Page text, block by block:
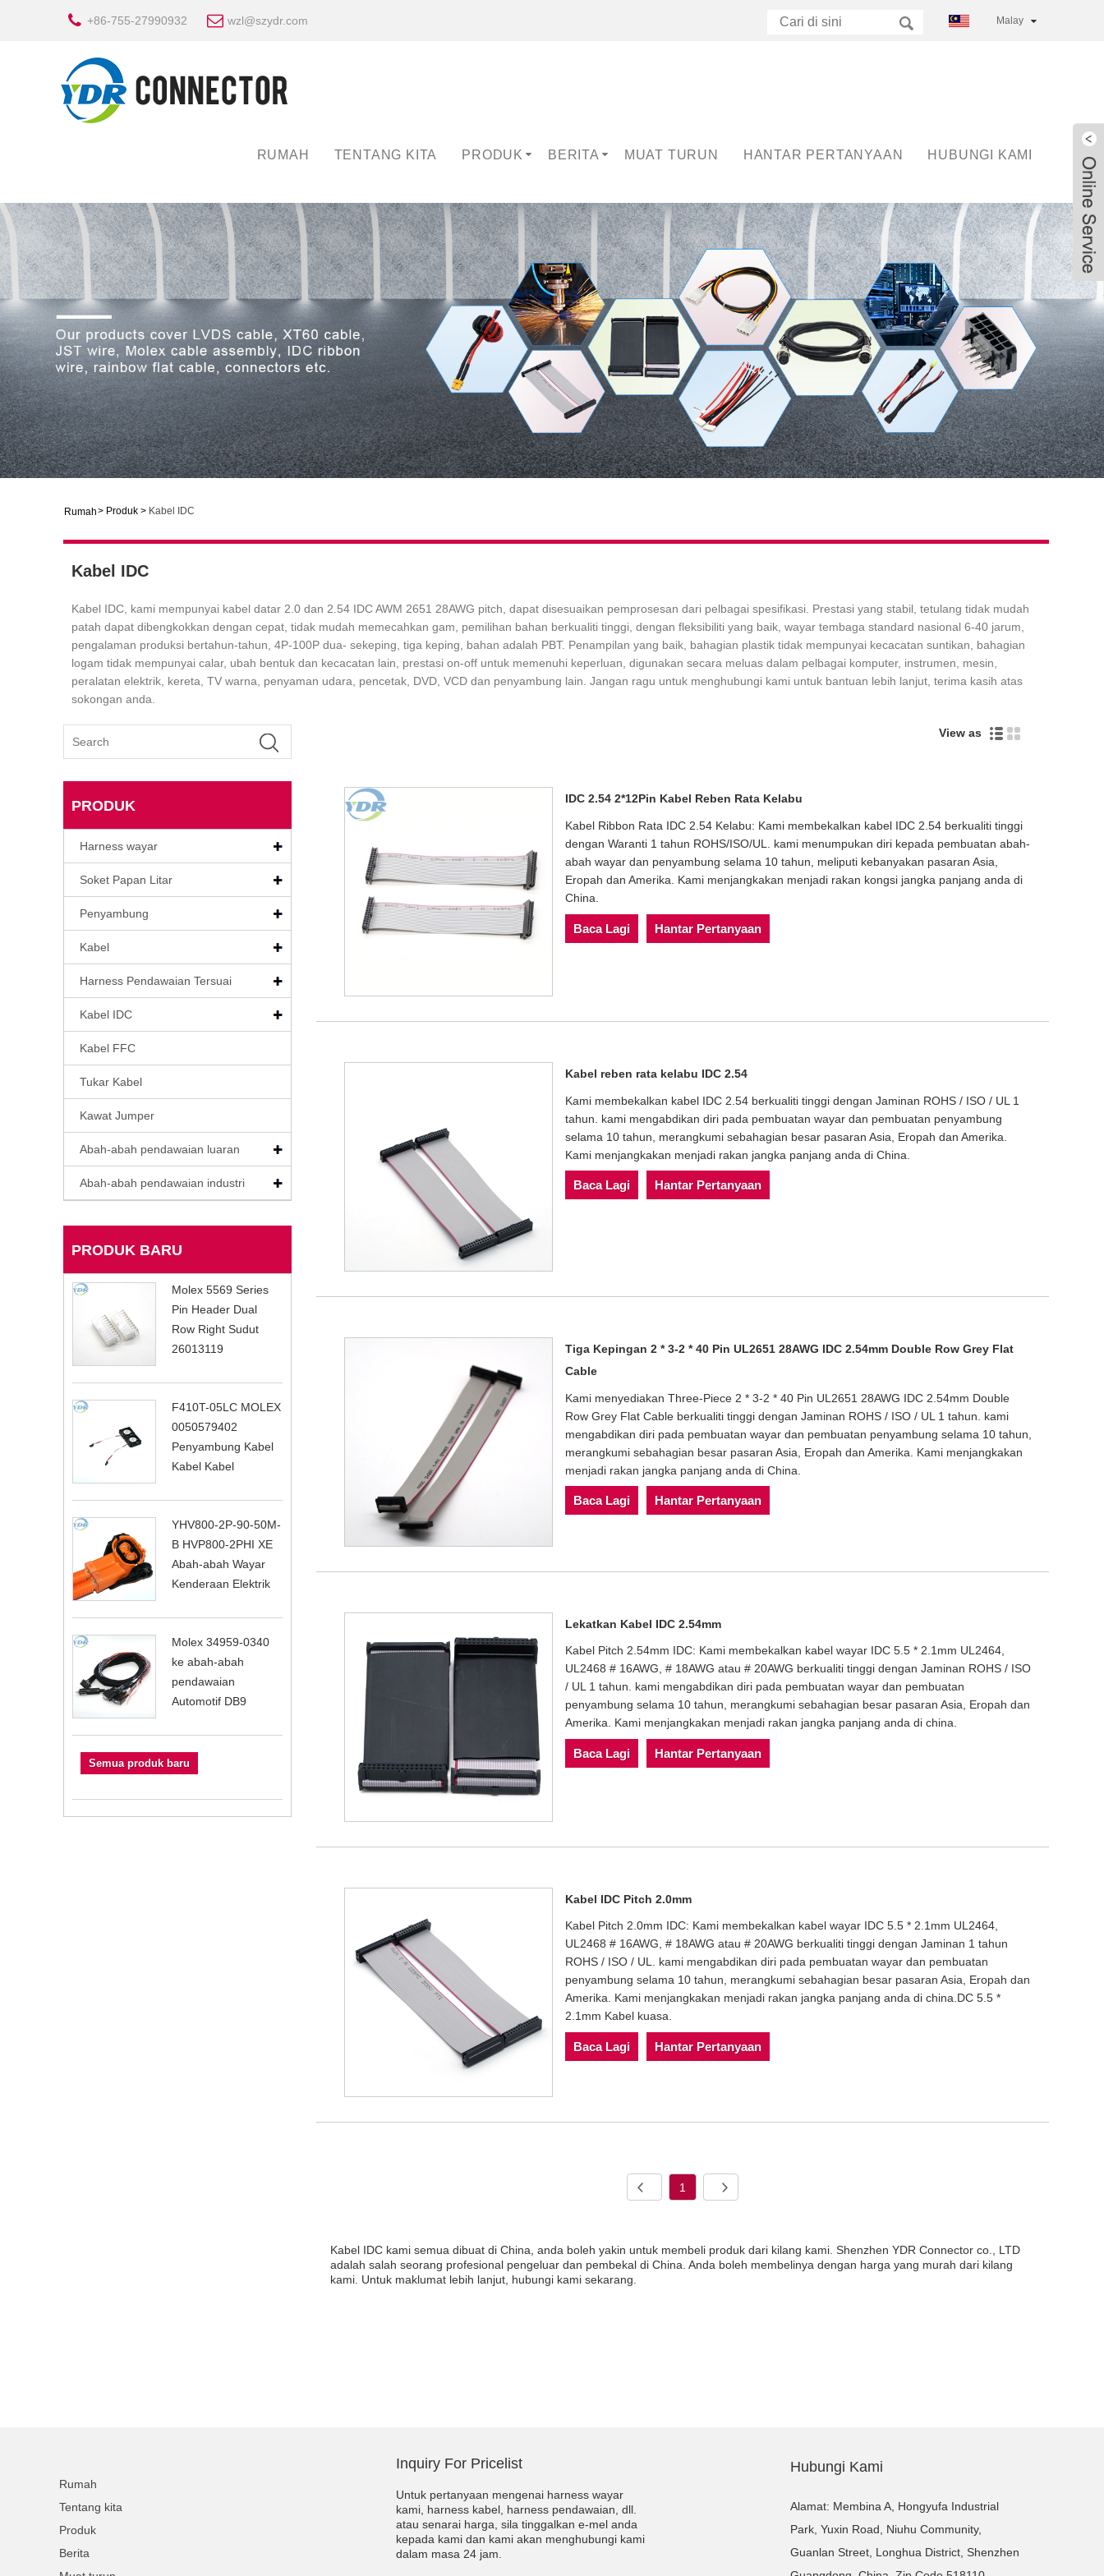
+86-755-27990932 wzl@szydr.com Malay
RUMAH TENTANG KITA PRODUK BERITA MUAT TURUN HANTAR PERTANYAAN HUBUNGI KAMI
Rumah> Produk > Kabel IDC
Kabel IDC
Kabel IDC, kami mempunyai kabel datar 2.0 dan 2.54 IDC AWM 2651 28AWG pitch, dapat disesuaikan pemprosesan dari pelbagai spesifikasi. Prestasi yang stabil, tetulang tidak mudah
patah dapat dibengkokkan dengan cepat, tidak mudah memecahkan gam, pemilihan bahan berkualiti tinggi, dengan fleksibiliti yang baik, wayar tembaga standard nasional 6-40 jarum,
pengalaman produksi bertahun-tahun, 4P-100P dua- sekeping, tiga keping, bahan adalah PBT. Penampilan yang baik, bahagian plastik tidak mempunyai kecacatan suntikan, bahagian
logam tidak mempunyai calar, ubah bentuk dan kecacatan lain, prestasi on-off untuk memenuhi keperluan, digunakan secara meluas dalam pelbagai komputer, instrumen, mesin,
peralatan elektrik, kereta, TV warna, penyaman udara, pencetak, DVD, VCD dan penyambung lain. Jangan ragu untuk menghubungi kami untuk bantuan lebih lanjut, terima kasih atas
sokongan anda.
PRODUK
Harness wayar
Soket Papan Litar
Penyambung
Kabel
Harness Pendawaian Tersuai
Kabel IDC
Kabel FFC
Tukar Kabel
Kawat Jumper
Abah-abah pendawaian luaran
Abah-abah pendawaian industri
PRODUK BARU
Molex 5569 Series
Pin Header Dual
Row Right Sudut
26013119
F410T-05LC MOLEX
0050579402
Penyambung Kabel
Kabel Kabel
YHV800-2P-90-50M-
B HVP800-2PHI XE
Abah-abah Wayar
Kenderaan Elektrik
Molex 34959-0340
ke abah-abah
pendawaian
Automotif DB9
Semua produk baru
View as
IDC 2.54 2*12Pin Kabel Reben Rata Kelabu
Kabel Ribbon Rata IDC 2.54 Kelabu: Kami membekalkan kabel IDC 2.54 berkualiti tinggi
dengan Waranti 1 tahun ROHS/ISO/UL. kami menumpukan diri kepada pembuatan abah-
abah wayar dan penyambung selama 10 tahun, meliputi kebanyakan pasaran Asia,
Eropah dan Amerika. Kami menjangkakan menjadi rakan kongsi jangka panjang anda di
China.
Baca Lagi Hantar Pertanyaan
Kabel reben rata kelabu IDC 2.54
Kami membekalkan kabel IDC 2.54 berkualiti tinggi dengan Jaminan ROHS / ISO / UL 1
tahun. kami mengabdikan diri pada pembuatan wayar dan pembuatan penyambung
selama 10 tahun, merangkumi sebahagian besar pasaran Asia, Eropah dan Amerika.
Kami menjangkakan menjadi rakan jangka panjang anda di China.
Baca Lagi Hantar Pertanyaan
Tiga Kepingan 2 * 3-2 * 40 Pin UL2651 28AWG IDC 2.54mm Double Row Grey Flat
Cable
Kami menyediakan Three-Piece 2 * 3-2 * 40 Pin UL2651 28AWG IDC 2.54mm Double
Row Grey Flat Cable berkualiti tinggi dengan Jaminan ROHS / ISO / UL 1 tahun. kami
mengabdikan diri pada pembuatan wayar dan pembuatan penyambung selama 10 tahun,
merangkumi sebahagian besar pasaran Asia, Eropah dan Amerika. Kami menjangkakan
menjadi rakan jangka panjang anda di China.
Baca Lagi Hantar Pertanyaan
Lekatkan Kabel IDC 2.54mm
Kabel Pitch 2.54mm IDC: Kami membekalkan kabel wayar IDC 5.5 * 2.1mm UL2464,
UL2468 # 16AWG, # 18AWG atau # 20AWG berkualiti tinggi dengan Jaminan ROHS / ISO
/ UL 1 tahun. kami mengabdikan diri pada pembuatan wayar dan pembuatan
penyambung selama 10 tahun, merangkumi sebahagian besar pasaran Asia, Eropah dan
Amerika. Kami menjangkakan menjadi rakan jangka panjang anda di china.
Baca Lagi Hantar Pertanyaan
Kabel IDC Pitch 2.0mm
Kabel Pitch 2.0mm IDC: Kami membekalkan kabel wayar IDC 5.5 * 2.1mm UL2464,
UL2468 # 16AWG, # 18AWG atau # 20AWG berkualiti tinggi dengan Jaminan 1 tahun
ROHS / ISO / UL. kami mengabdikan diri pada pembuatan wayar dan pembuatan
penyambung selama 10 tahun, merangkumi sebahagian besar pasaran Asia, Eropah dan
Amerika. Kami menjangkakan menjadi rakan jangka panjang anda di china.DC 5.5 *
2.1mm Kabel kuasa.
Baca Lagi Hantar Pertanyaan
1
Kabel IDC kami semua dibuat di China, anda boleh yakin untuk membeli produk dari kilang kami. Shenzhen YDR Connector co., LTD
adalah salah seorang profesional pengeluar dan pembekal di China. Anda boleh membelinya dengan harga yang murah dari kilang
kami. Untuk maklumat lebih lanjut, hubungi kami sekarang.
Rumah
Tentang kita
Produk
Berita
Inquiry For Pricelist
Untuk pertanyaan mengenai harness wayar
kami, harness kabel, harness pendawaian, dll.
atau senarai harga, sila tinggalkan e-mel anda
kepada kami dan kami akan menghubungi kami
dalam masa 24 jam.
Hubungi Kami
Alamat: Membina A, Hongyufa Industrial
Park, Yuxin Road, Niuhu Community,
Guanlan Street, Longhua District, Shenzhen